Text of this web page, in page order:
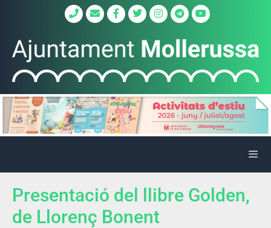
Presentació del llibre Golden,
de Llorenç Bonent